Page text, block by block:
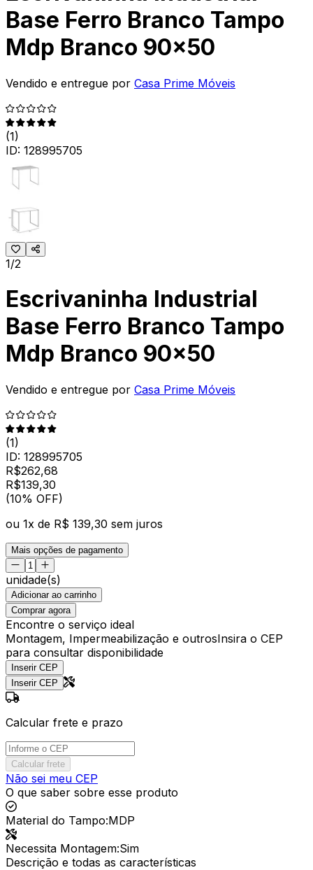
Base Ferro Branco Tampo
Mdp Branco 90x50
Vendido e entregue por Casa Prime Móveis
(1)
ID: 128995705
1/2
Escrivaninha Industrial
Base Ferro Branco Tampo
Mdp Branco 90x50
Vendido e entregue por Casa Prime Móveis
(1)
ID: 128995705
R$262,68
R$139,30
(10% OFF)
ou 1x de R$ 139,30 sem juros
Mais opções de pagamento
unidade(s)
Adicionar ao carrinho
Comprar agora
Encontre o serviço ideal
Montagem, Impermeabilização e outrosInsira o CEP
para consultar disponibilidade
Inserir CEP
Inserir CEP
Calcular frete e prazo
Calcular frete
Não sei meu CEP
O que saber sobre esse produto
Material do Tampo:MDP
Necessita Montagem:Sim
Descrição e todas as características